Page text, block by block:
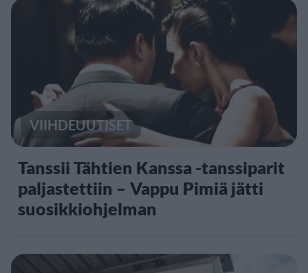
VIIHDEUUTISET
Tanssii Tähtien Kanssa -tanssiparit
paljastettiin – Vappu Pimiä jätti
suosikkiohjelman